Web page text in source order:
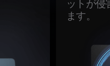
ットが侵
ます。